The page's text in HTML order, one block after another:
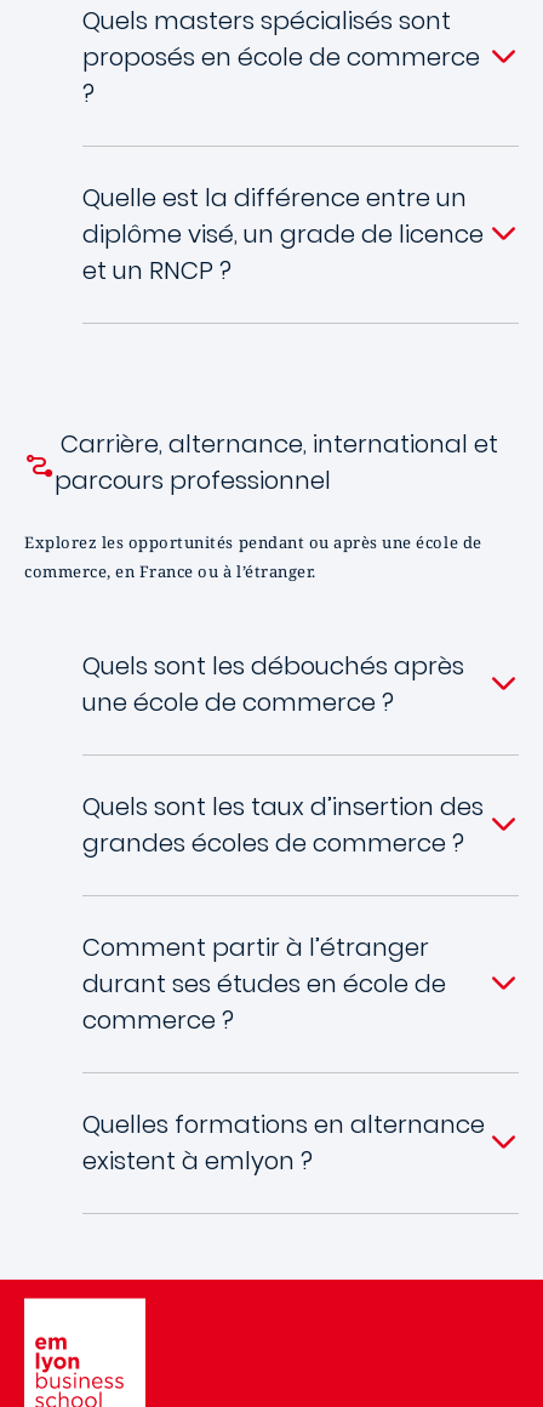
Quels masters spécialisés sont
proposés en école de commerce
?
Quelle est la différence entre un
diplôme visé, un grade de licence
et un RNCP ?
Carrière, alternance, international et
parcours professionnel
Explorez les opportunités pendant ou après une école de
commerce, en France ou à l’étranger.
Quels sont les débouchés après
une école de commerce ?
Quels sont les taux d’insertion des
grandes écoles de commerce ?
Comment partir à l’étranger
durant ses études en école de
commerce ?
Quelles formations en alternance
existent à emlyon ?